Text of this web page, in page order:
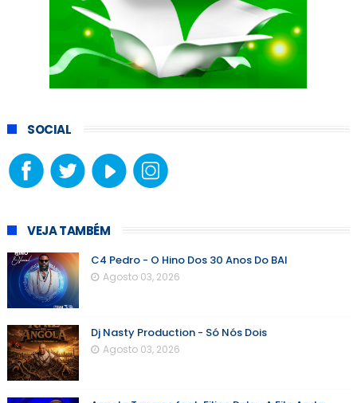
SOCIAL
VEJA TAMBÉM
C4 Pedro - O Hino Dos 30 Anos Do BAI
Agosto 03, 2026
Dj Nasty Production - Só Nós Dois
Agosto 03, 2026